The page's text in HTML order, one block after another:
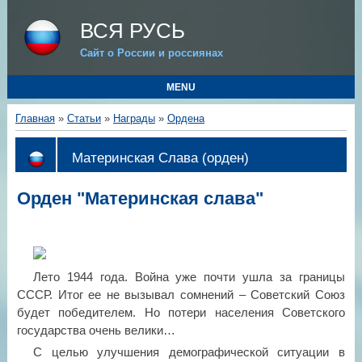
ВСЯ РУСЬ
Сайт о России и россиянах
MENU
Главная» Статьи» Награды» Ордена
Материнская Слава (орден)
Орден "Материнская слава"
Лето 1944 года. Война уже почти ушла за границы
СССР. Итог ее не вызывал сомнений – Советский Союз
будет победителем. Но потери населения Советского
государства очень велики…
С целью улучшения демографической ситуации в